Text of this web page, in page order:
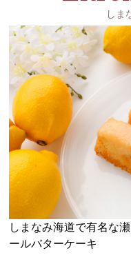
しま
しまなみ海道で有名な
ールバターケーキ